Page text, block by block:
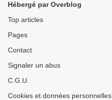
Hébergé par Overblog
Top articles
Pages
Contact
Signaler un abus
C.G.U.
Cookies et données personnelles